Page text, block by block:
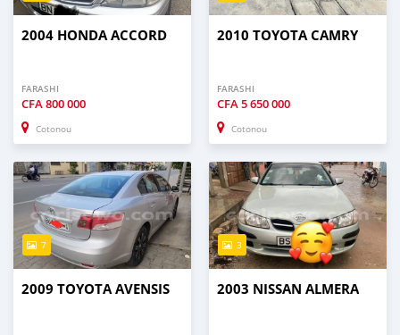
2004 HONDA ACCORD
FARASHI
CFA800 000
Cotonou
2010 TOYOTA CAMRY
FARASHI
CFA5 650 000
Cotonou
7
2009 TOYOTA AVENSIS
3
2003 NISSAN ALMERA